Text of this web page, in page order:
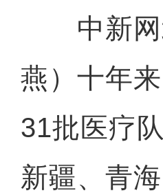
中新网
燕）十年
31批医疗
新疆、青